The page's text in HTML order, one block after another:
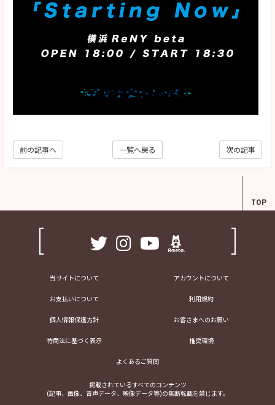
次の記事
一覧へ戻る
前の記事へ
TOP
当サイトについて アカウントについて
お支払いについて 利用規約
個人情報保護方針 お客さまへのお願い
特商法に基づく表示 推奨環境
よくあるご質問
掲載されているすべてのコンテンツ
(記事、画像、音声データ、映像データ等)の無断転載を禁じます。